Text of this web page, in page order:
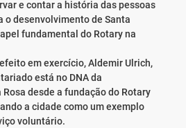
e contar a história das pessoas
o desenvolvimento de Santa
fundamental do Rotary na
em exercício, Aldemir Ulrich,
está no DNA da
desde a fundação do Rotary
a cidade como um exemplo
voluntário.